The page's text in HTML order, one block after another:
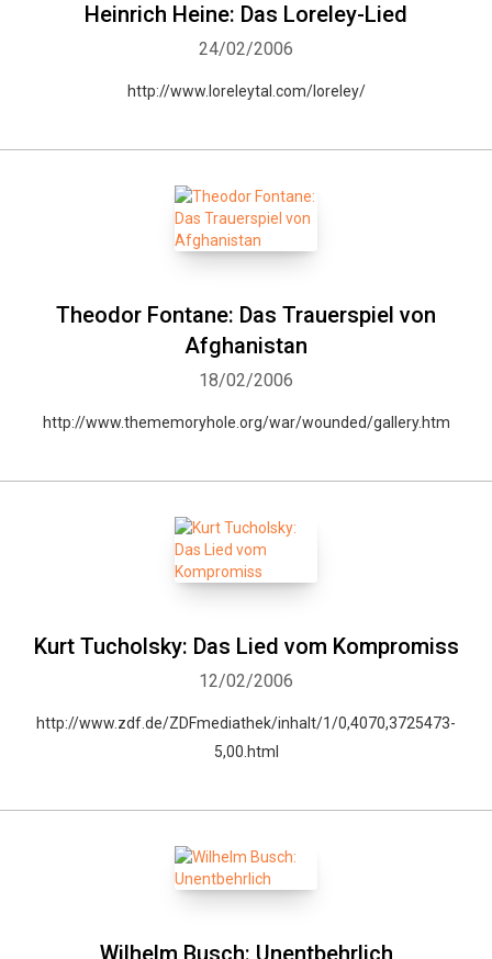
Heinrich Heine: Das Loreley-Lied
24/02/2006
http://www.loreleytal.com/loreley/
Theodor Fontane: Das Trauerspiel von
Afghanistan
18/02/2006
http://www.thememoryhole.org/war/wounded/gallery.htm
Kurt Tucholsky: Das Lied vom Kompromiss
12/02/2006
http://www.zdf.de/ZDFmediathek/inhalt/1/0,4070,3725473-
5,00.html
Wilhelm Busch: Unentbehrlich